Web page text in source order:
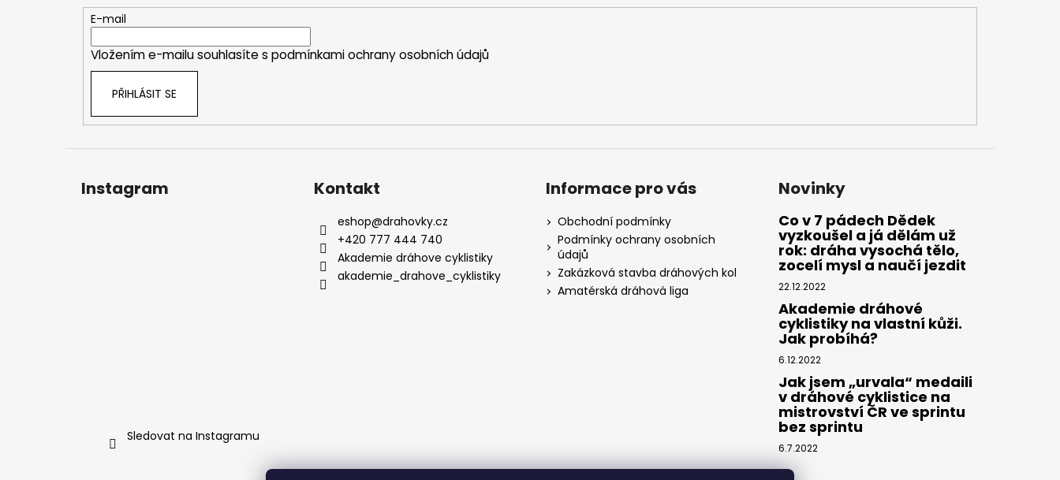
E-mail
Vložením e-mailu souhlasíte s podmínkami ochrany osobních údajů
PŘIHLÁSIT SE
Instagram
Sledovat na Instagramu
Kontakt
eshop@drahovky.cz
+420 777 444 740
Akademie dráhove cyklistiky
akademie_drahove_cyklistiky
Informace pro vás
Obchodní podmínky
Podmínky ochrany osobních
údajů
Zakázková stavba dráhových kol
Amatérská dráhová liga
Novinky
Co v 7 pádech Dědek
vyzkoušel a já dělám už
rok: dráha vysochá tělo,
zocelí mysl a naučí jezdit
22.12.2022
Akademie dráhové
cyklistiky na vlastní kůži.
Jak probíhá?
6.12.2022
Jak jsem „urvala“ medaili
v dráhové cyklistice na
mistrovství ČR ve sprintu
bez sprintu
6.7.2022